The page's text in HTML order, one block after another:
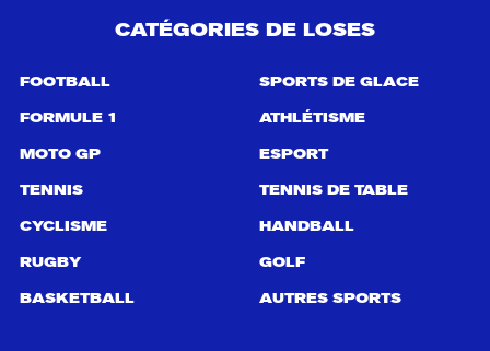
CATÉGORIES DE LOSES
FOOTBALL
FORMULE 1
MOTO GP
TENNIS
CYCLISME
RUGBY
BASKETBALL
SPORTS DE GLACE
ATHLÉTISME
ESPORT
TENNIS DE TABLE
HANDBALL
GOLF
AUTRES SPORTS